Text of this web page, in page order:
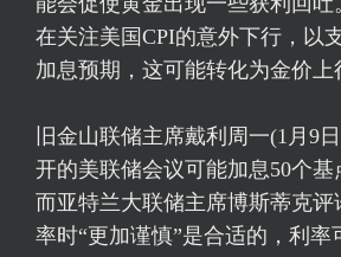
在关注美国CPI的意外下行，以
加息预期，这可能转化为金价上
旧金山联储主席戴利周一(1月9
开的美联储会议可能加息50个基
而亚特兰大联储主席博斯蒂克评
率时“更加谨慎”是合适的，利率